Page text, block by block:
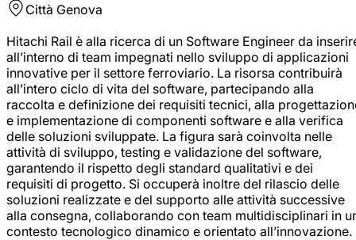
Città Genova
Hitachi Rail è alla ricerca di un Software Engineer da
all’interno di team impegnati nello sviluppo di applicazioni
innovative per il settore ferroviario. La risorsa contribuirà
all’intero ciclo di vita del software, partecipando alla
raccolta e definizione dei requisiti tecnici, alla
e implementazione di componenti software e alla verifica
delle soluzioni sviluppate. La figura sarà coinvolta nelle
attività di sviluppo, testing e validazione del software,
garantendo il rispetto degli standard qualitativi e dei
requisiti di progetto. Si occuperà inoltre del rilascio delle
soluzioni realizzate e del supporto alle attività successive
alla consegna, collaborando con team multidisciplinari in
contesto tecnologico dinamico e orientato all’innovazione.